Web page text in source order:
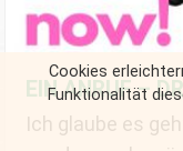
EIN ANRUF –
Ich glaube es
Cookies
Funktionalität